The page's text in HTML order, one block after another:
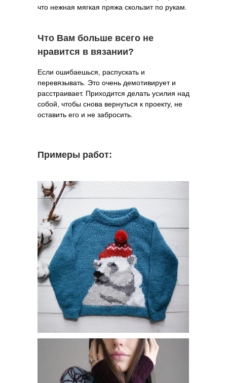
что нежная мягкая пряжа скользит по рукам.
Что Вам больше всего не
нравится в вязании?
Если ошибаешься, распускать и
перевязывать. Это очень демотивирует и
расстраивает. Приходится делать усилия над
собой, чтобы снова вернуться к проекту, не
оставить его и не забросить.
Примеры работ: